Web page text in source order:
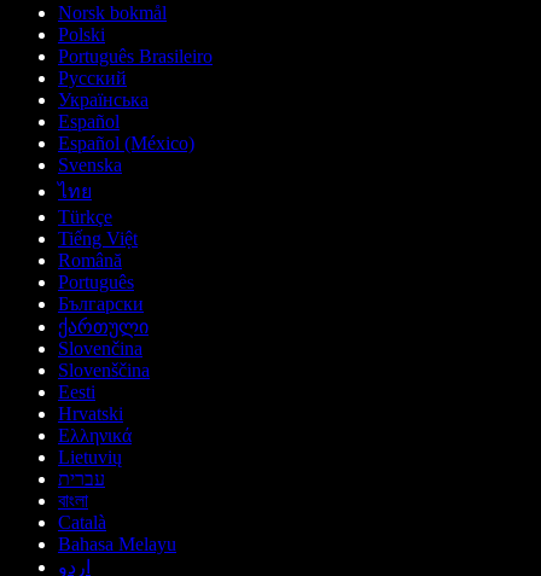
Norsk bokmål
Polski
Português Brasileiro
Русский
Українська
Español
Español (México)
Svenska
ไทย
Türkçe
Tiếng Việt
Română
Português
Български
ქართული
Slovenčina
Slovenščina
Eesti
Hrvatski
Ελληνικά
Lietuvių
עברית
বাংলা
Català
Bahasa Melayu
اردو